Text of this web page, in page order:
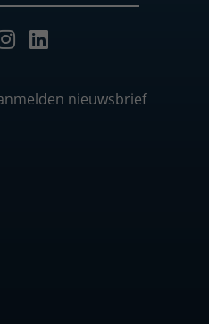
nieuwsbrief